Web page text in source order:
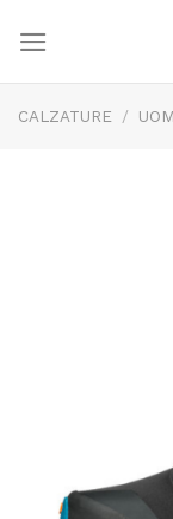
content
CALZATURE /